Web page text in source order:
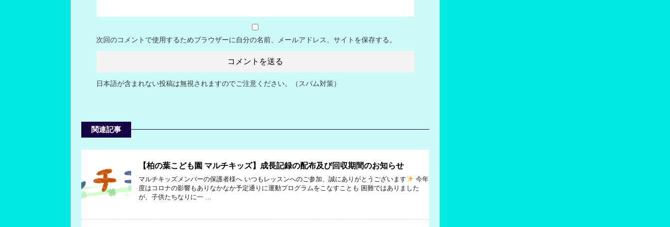
次回のコメントで使用するためブラウザーに自分の名前、メールアドレス、サイトを保存する。
日本語が含まれない投稿は無視されますのでご注意ください。（スパム対策）
関連記事
【柏の葉こども園 マルチキッズ】成長記録の配布及び回収期間のお知らせ
マルチキッズメンバーの保護者様へ いつもレッスンへのご参加、誠にありがとうございます
今年
度はコロナの影響もありなかなか予定通りに運動プログラムをこなすことも 困難ではありました
が、子供たちなりに一 ...